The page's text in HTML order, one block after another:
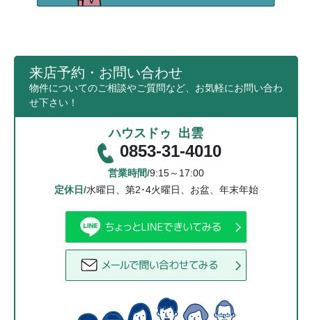
来店予約・お問い合わせ
物件についてのご相談やご質問など、お気軽にお問い合わ
せ下さい！
ハウスドゥ 出雲
0853-31-4010
営業時間/9:15～17:00
定休日/水曜日、第2･4火曜日、お盆、年末年始